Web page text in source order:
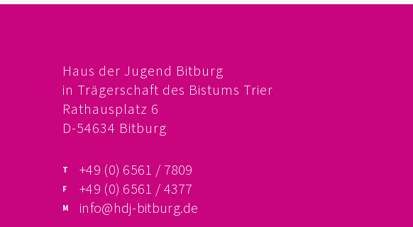
Haus der Jugend Bitburg
in Trägerschaft des Bistums Trier
Rathausplatz 6
D-54634 Bitburg
+49 (0) 6561 / 7809
+49 (0) 6561 / 4377
info@hdj-bitburg.de